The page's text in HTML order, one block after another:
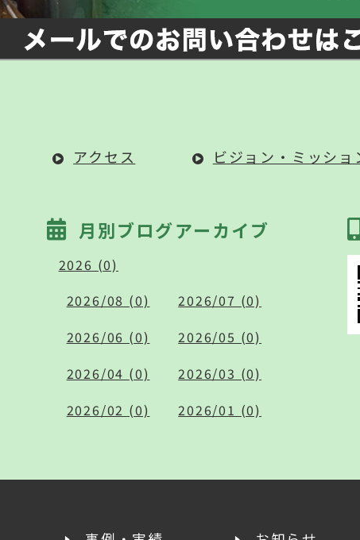
アクセス ビジョン・ミッショ
月別ブログアーカイブ
2026 (0)
2026/08 (0)
2026/07 (0)
2026/06 (0)
2026/05 (0)
2026/04 (0)
2026/03 (0)
2026/02 (0)
2026/01 (0)